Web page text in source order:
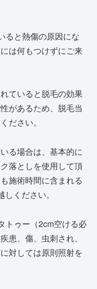
ると熱傷の原因にな
は何もつけずにご来
ていると脱毛の効果
があるため、脱毛当
ださい。
る場合は、基本的に
落としを使用して頂
施術時間に含まれる
ください。
トゥー（2cm空ける必
患、傷、虫刺され、
対しては原則照射を